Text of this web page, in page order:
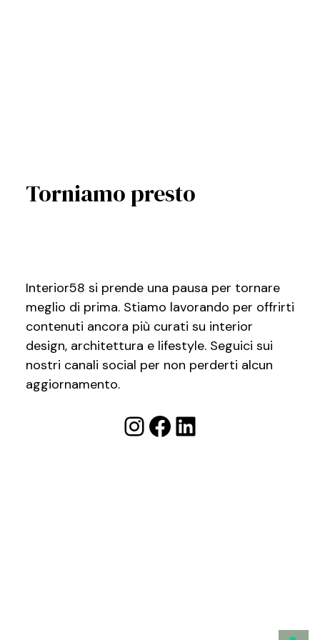
Torniamo presto
Interior58 si prende una pausa per tornare
meglio di prima. Stiamo lavorando per offrirti
contenuti ancora più curati su interior
design, architettura e lifestyle. Seguici sui
nostri canali social per non perderti alcun
aggiornamento.
Instagram
Facebook
LinkedIn